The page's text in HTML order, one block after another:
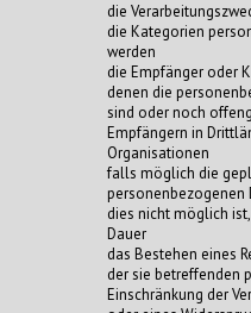
die
die Kategorien
werden
die Empfänger oder
denen die
sind oder noch
Empfängern in
Organisationen
falls möglich die
personenbezogenen
dies nicht möglich
Dauer
das Bestehen eines
der sie betreffenden
Einschränkung der